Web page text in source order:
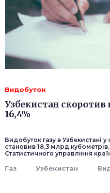
Видобуток
Узбекистан скоротив
16,4%
Видобуток газу в Узбекистані у
становив 18,3 млрд
Статистичного управління
Газ Узбекистан